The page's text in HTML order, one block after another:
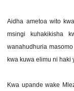
Aidha ametoa wito
msingi kuhakikisha
wanahudhuria
kwa kuwa elimu ni haki
Kwa upande wake